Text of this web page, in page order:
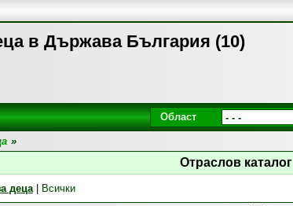
в Държава България (10)
Област
»
Отраслов каталог
деца| Всички